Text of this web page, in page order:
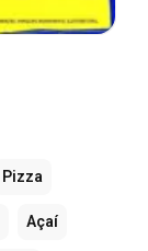
Pizza
Açaí